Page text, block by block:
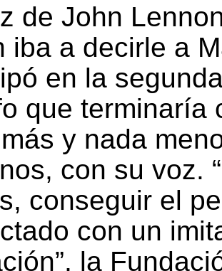
de John
iba a decirle a
en la
que terminaría
y nada
con su voz.
conseguir el
con un
la